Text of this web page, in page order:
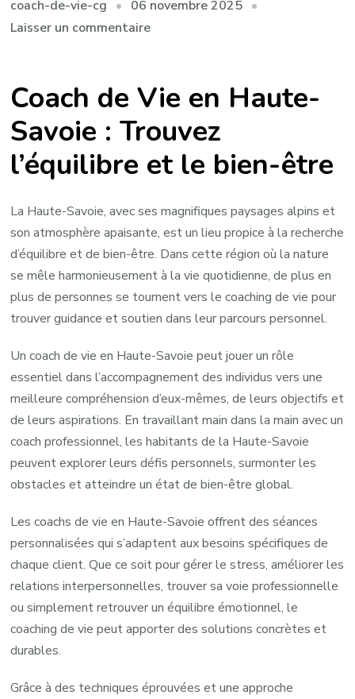
coach-de-vie-cg
06 novembre 2025
Laisser un commentairesur
et
le
Bien-
Être
avec
Coach
de
Vie
en
Haute-
Savoie
Coach de Vie en Haute-
Savoie : Trouvez
l’équilibre et le bien-être
La Haute-Savoie, avec ses magnifiques paysages alpins et
son atmosphère apaisante, est un lieu propice à la recherche
d’équilibre et de bien-être. Dans cette région où la nature
se mêle harmonieusement à la vie quotidienne, de plus en
plus de personnes se tournent vers le coaching de vie pour
trouver guidance et soutien dans leur parcours personnel.
Un coach de vie en Haute-Savoie peut jouer un rôle
essentiel dans l’accompagnement des individus vers une
meilleure compréhension d’eux-mêmes, de leurs objectifs et
de leurs aspirations. En travaillant main dans la main avec un
coach professionnel, les habitants de la Haute-Savoie
peuvent explorer leurs défis personnels, surmonter les
obstacles et atteindre un état de bien-être global.
Les coachs de vie en Haute-Savoie offrent des séances
personnalisées qui s’adaptent aux besoins spécifiques de
chaque client. Que ce soit pour gérer le stress, améliorer les
relations interpersonnelles, trouver sa voie professionnelle
ou simplement retrouver un équilibre émotionnel, le
coaching de vie peut apporter des solutions concrètes et
durables.
Grâce à des techniques éprouvées et une approche